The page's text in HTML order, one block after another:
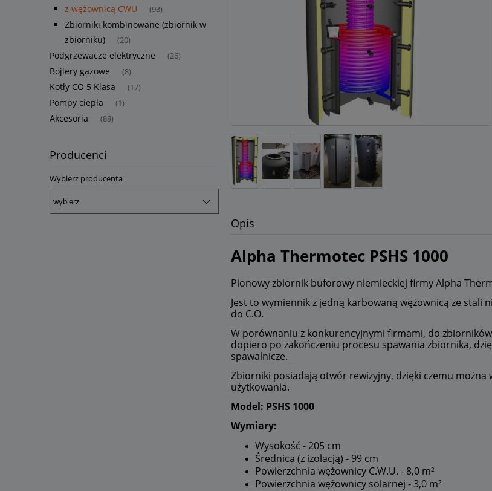
z wężownicą CWU (93)
Zbiorniki kombinowane (zbiornik w
zbiorniku)
(20)
Podgrzewacze elektryczne (26)
Bojlery gazowe (8)
Kotły CO 5 Klasa (17)
Pompy ciepła (1)
Akcesoria (88)
Producenci
Wybierz producenta
Opis
Alpha Thermotec PSHS 1000
Pionowy zbiornik buforowy niemieckiej firmy Alpha
Jest to wymiennik z jedną karbowaną wężownicą ze stali
do C.O.
W porównaniu z konkurencyjnymi firmami, do
dopiero po zakończeniu procesu spawania zbiornika,
spawalnicze.
Zbiorniki posiadają otwór rewizyjny, dzięki czemu
użytkowania.
Model: PSHS 1000
Wymiary:
Wysokość - 205 cm
Średnica (z izolacją) - 99 cm
Powierzchnia wężownicy C.W.U. - 8,0 m²
Powierzchnia wężownicy solarnej - 3,0 m²